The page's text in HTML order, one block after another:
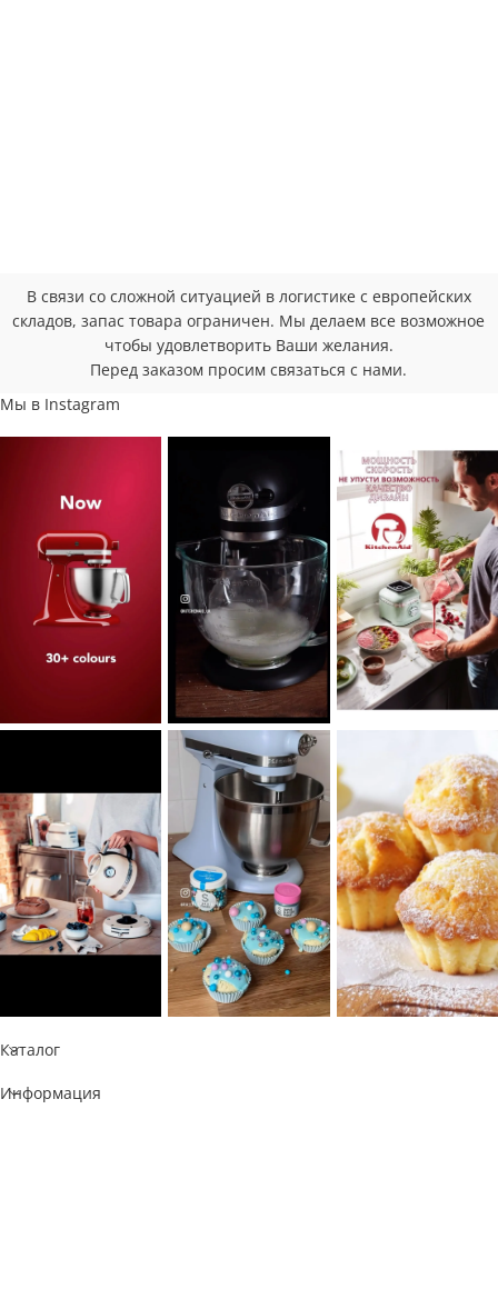
В связи со сложной ситуацией в логистике с европейских
складов, запас товара ограничен. Мы делаем все возможное
чтобы удовлетворить Ваши желания.
Перед заказом просим связаться с нами.
Мы в Instagram
Каталог
Информация